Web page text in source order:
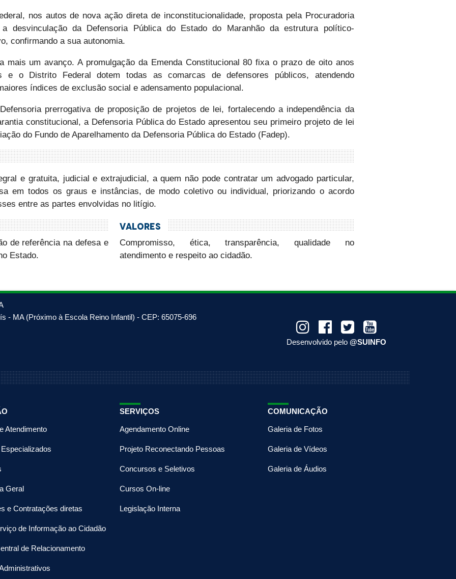
nos autos de nova ação direta de inconstitucionalidade, proposta pela Procuradoria
desvinculação da Defensoria Pública do Estado do Maranhão da estrutura político-
confirmando a sua autonomia.
mais um avanço. A promulgação da Emenda Constitucional 80 fixa o prazo de oito anos
o Distrito Federal dotem todas as comarcas de defensores públicos, atendendo
índices de exclusão social e adensamento populacional.
prerrogativa de proposição de projetos de lei, fortalecendo a independência da
constitucional, a Defensoria Pública do Estado apresentou seu primeiro projeto de lei
do Fundo de Aparelhamento da Defensoria Pública do Estado (Fadep).
e gratuita, judicial e extrajudicial, a quem não pode contratar um advogado particular,
em todos os graus e instâncias, de modo coletivo ou individual, priorizando o acordo
entre as partes envolvidas no litígio.
de referência na defesa e
Estado.
Valores
Compromisso, ética, transparência, qualidade no
atendimento e respeito ao cidadão.
- MA (Próximo à Escola Reino Infantil) - CEP: 65075-696
Desenvolvido pelo @SUINFO
Atendimento
Geral
e Contratações diretas
de Informação ao Cidadão
de Relacionamento
SERVIÇOS
Agendamento Online
Projeto Reconectando Pessoas
Concursos e Seletivos
Cursos On-line
Legislação Interna
COMUNICAÇÃO
Galeria de Fotos
Galeria de Vídeos
Galeria de Áudios